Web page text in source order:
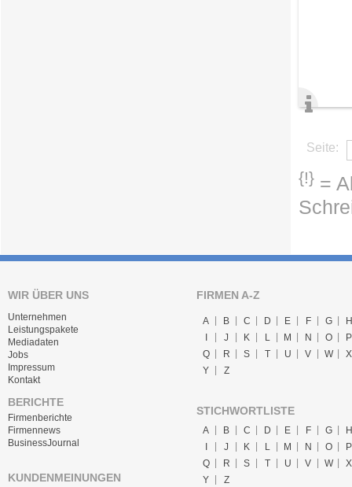
Seite:
{!} =
WIR ÜBER UNS
Unternehmen
Leistungspakete
Mediadaten
Jobs
Impressum
Kontakt
BERICHTE
Firmenberichte
Firmennews
BusinessJournal
KUNDENMEINUNGEN
FIRMEN A-Z
A B C D E F G
H
J K L M N O
P
Q
R S T U V W
X
Y
Z
STICHWORTLISTE
A B C D E F G
H
I
J K L M N O
P
Q
R S T U V W
X
Y
Z